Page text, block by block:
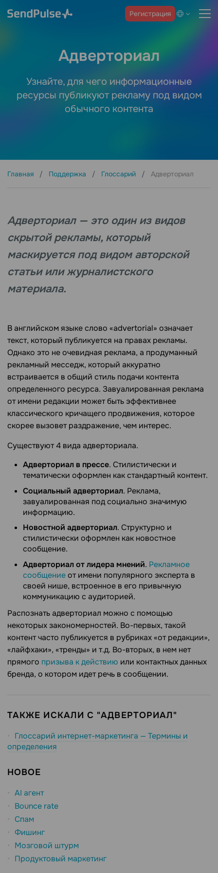
Регистрация
Адверториал
Узнайте, для чего информационные
ресурсы публикуют рекламу под видом
обычного контента
Главная Поддержка Глоссарий Адверториал
Адверториал — это один из видов
скрытой рекламы, который
маскируется под видом авторской
статьи или журналистского
материала.
В английском языке слово «advertorial» означает
текст, который публикуется на правах рекламы.
Однако это не очевидная реклама, а продуманный
рекламный месседж, который аккуратно
встраивается в общий стиль подачи контента
определенного ресурса. Завуалированная реклама
от имени редакции может быть эффективнее
классического кричащего продвижения, которое
скорее вызовет раздражение, чем интерес.
Существуют 4 вида адверториала.
Адверториал в прессе. Стилистически и
тематически оформлен как стандартный контент.
Социальный адверториал. Реклама,
завуалированная под социально значимую
информацию.
Новостной адверториал. Структурно и
стилистически оформлен как новостное
сообщение.
Адверториал от лидера мнений. Рекламное
сообщениеот имени популярного эксперта в
своей нише, встроенное в его привычную
коммуникацию с аудиторией.
Распознать адверториал можно с помощью
некоторых закономерностей. Во-первых, такой
контент часто публикуется в рубриках «от редакции»,
«лайфхаки», «тренды» и т.д. Во-вторых, в нем нет
прямого призыва к действию или контактных данных
бренда, о котором идет речь в сообщении.
ТАКЖЕ ИСКАЛИ С "АДВЕРТОРИАЛ"
Глоссарий интернет-маркетинга — Термины и
определения
НОВОЕ
AI агент
Bounce rate
Спам
Фишинг
Мозговой штурм
Продуктовый маркетинг